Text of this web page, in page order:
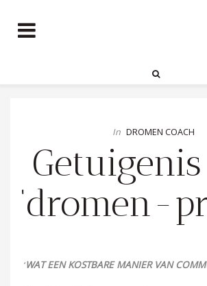
In DROMEN COACH
‘dromen-
‘WAT EEN KOSTBARE MANIER VAN